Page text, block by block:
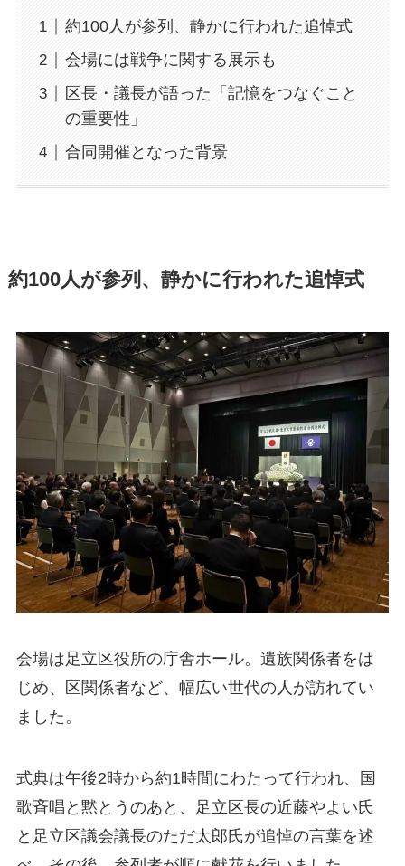
約100人が参列、静かに行われた追悼式
会場には戦争に関する展示も
区長・議長が語った「記憶をつなぐこと
の重要性」
合同開催となった背景
約100人が参列、静かに行われた追悼式
会場は足立区役所の庁舎ホール。遺族関係者をは
じめ、区関係者など、幅広い世代の人が訪れてい
ました。
式典は午後2時から約1時間にわたって行われ、国
歌斉唱と黙とうのあと、足立区長の近藤やよい氏
と足立区議会議長のただ太郎氏が追悼の言葉を述